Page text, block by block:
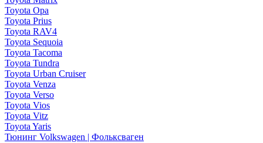
Toyota Opa
Toyota Prius
Toyota RAV4
Toyota Sequoia
Toyota Tacoma
Toyota Tundra
Toyota Urban Cruiser
Toyota Venza
Toyota Verso
Toyota Vios
Toyota Vitz
Toyota Yaris
Тюнинг Volkswagen | Фольксваген